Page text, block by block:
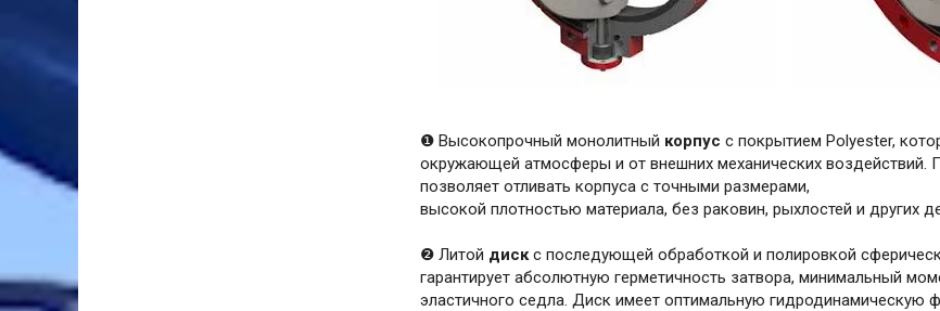
❶ Высокопрочный монолитный корпус с покрытием Polyester,
окружающей атмосферы и от внешних механических воздействий.
позволяет отливать корпуса с точными размерами,
высокой плотностью материала, без раковин, рыхлостей и других
❷ Литой дискс последующей обработкой и полировкой
гарантирует абсолютную герметичность затвора, минимальный
эластичного седла. Диск имеет оптимальную гидродинамическую